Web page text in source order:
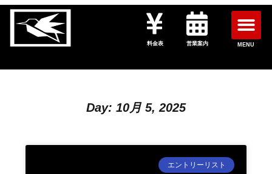
料金表 営業案内 MENU
Day: 10月 5, 2025
エントリーリスト